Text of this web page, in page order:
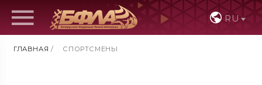
RU
ГЛАВНАЯ / СПОРТСМЕНЫ